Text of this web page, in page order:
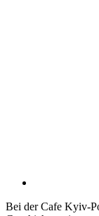
Bei der Cafe Kyiv-